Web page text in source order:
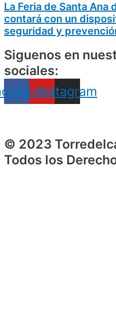
La Feria de Santa Ana
contará con un
seguridad y
Siguenos en
sociales:
Youtube
Instagram
© 2023
Todos los